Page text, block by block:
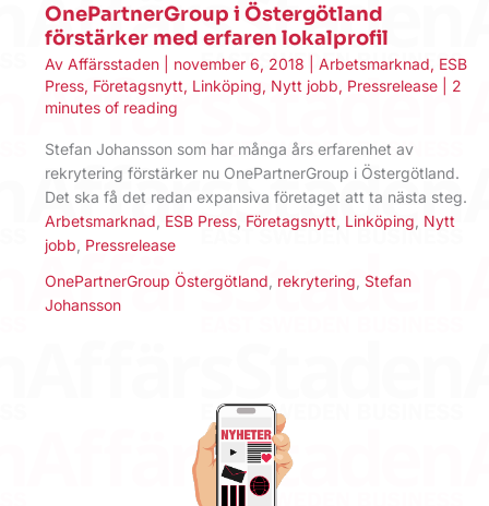
OnePartnerGroup i Östergötland
förstärker med erfaren lokalprofil
Av Affärsstaden november 6, 2018 Arbetsmarknad, ESB
Press, Företagsnytt, Linköping, Nytt jobb, Pressrelease
2
minutes of reading
Stefan Johansson som har många års erfarenhet av
rekrytering förstärker nu OnePartnerGroup i Östergötland.
Det ska få det redan expansiva företaget att ta nästa steg.
Arbetsmarknad ESB Press Företagsnytt Linköping Nytt
jobb Pressrelease
OnePartnerGroup Östergötland rekrytering Stefan
Johansson